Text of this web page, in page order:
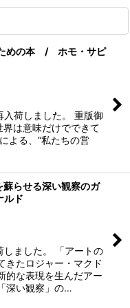
ための本 / ホモ・サピ
荷しました。 重版御
は意味だけでできて
よる、“私たちの営
らせる深い観察のガ
ルド
ました。 「アートの
きたロジャー・マクド
的な表現を生んだアー
深い観察」の…